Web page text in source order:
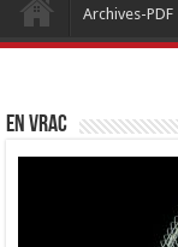
Archives-PDF
EN VRAC